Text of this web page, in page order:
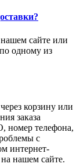
сайте или
одному из
корзину или
заказа
номер телефона,
с
интернет-
нашем сайте.